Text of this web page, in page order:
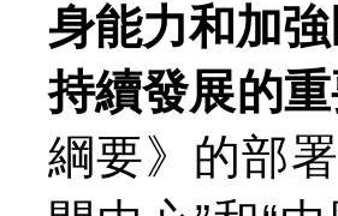
身能力和加
持續發展的
綱要》的部